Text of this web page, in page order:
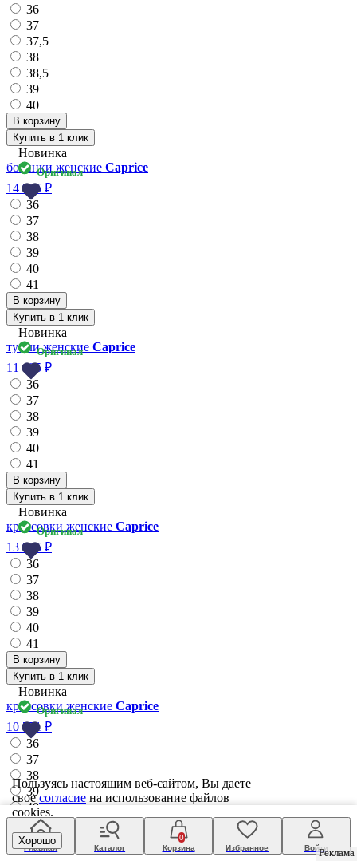
Реклама
Реклама
36
37
37,5
38
38,5
39
40
Купить в 1 клик
Новинка
Оригинал
ботинки женские
14 995 ₽
36
37
38
39
40
41
Купить в 1 клик
Новинка
Оригинал
туфли женскиеCaprice
11 495 ₽
36
37
Главная Каталог
0
Корзина
Избранное Войти
Пользуясь настоящим веб-сайтом, Вы даете
своесогласие на использование файлов
cookies.
Хорошо